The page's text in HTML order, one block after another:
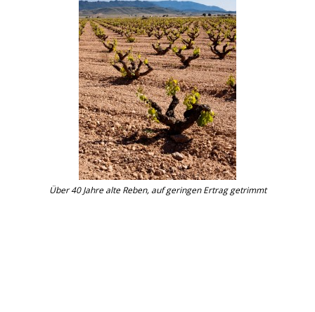
Über 40 Jahre alte Reben, auf geringen Ertrag getrimmt